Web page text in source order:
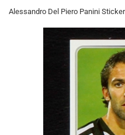
Alessandro Del Piero Panini